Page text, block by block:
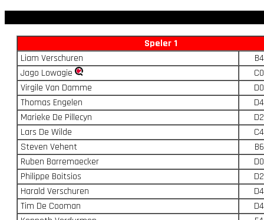
Speler 1
Liam Verschuren
B4
Jago Lowagie
C0
Virgile Van Damme
D0
Thomas Engelen
D4
Marieke De Pillecyn
D2
Lars De Wilde
C4
Steven Vehent
B6
Ruben Barremaecker
D0
Philippe Boitsios
D2
Harald Verschuren
D4
Tim De Cooman
D4